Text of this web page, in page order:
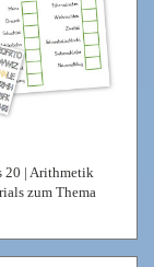
20 | Arithmetik
zum Thema